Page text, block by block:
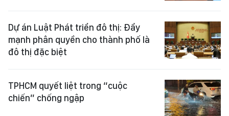
Dự án Luật Phát triển đô thị: Đẩy
mạnh phân quyền cho thành phố là
đô thị đặc biệt
TPHCM quyết liệt trong “cuộc
chiến” chống ngập